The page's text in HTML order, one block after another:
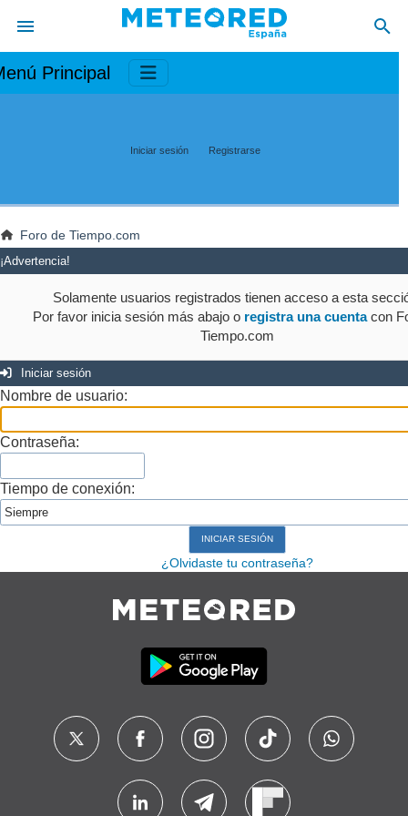
Principal
Iniciar sesión Registrarse
Foro de Tiempo.com
¡Advertencia!
Solamente usuarios registrados tienen acceso a esta
Por favor inicia sesión más abajo o registra una cuentacon
Tiempo.com
Iniciar sesión
Nombre de usuario:
Contraseña:
Tiempo de conexión:
¿Olvidaste tu contraseña?